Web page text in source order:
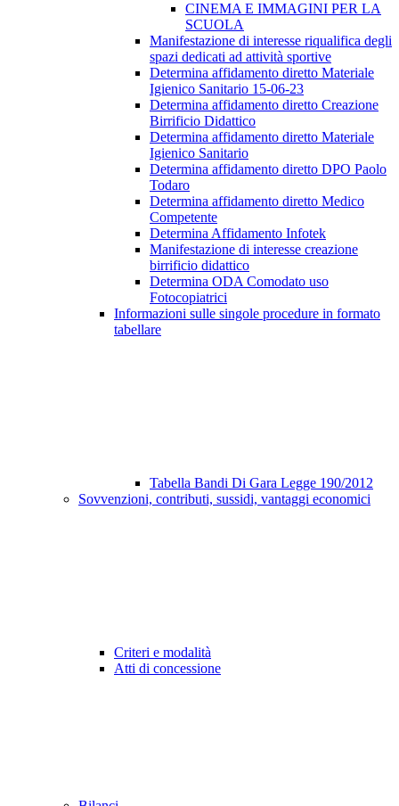
CINEMA E IMMAGINI PER LA
SCUOLA
Manifestazione di interesse riqualifica degli
spazi dedicati ad attività sportive
Determina affidamento diretto Materiale
Igienico Sanitario 15-06-23
Determina affidamento diretto Creazione
Birrificio Didattico
Determina affidamento diretto Materiale
Igienico Sanitario
Determina affidamento diretto DPO Paolo
Todaro
Determina affidamento diretto Medico
Competente
Determina Affidamento Infotek
Manifestazione di interesse creazione
birrificio didattico
Determina ODA Comodato uso
Fotocopiatrici
Informazioni sulle singole procedure in formato
tabellare
Tabella Bandi Di Gara Legge 190/2012
Sovvenzioni, contributi, sussidi, vantaggi economici
Criteri e modalità
Atti di concessione